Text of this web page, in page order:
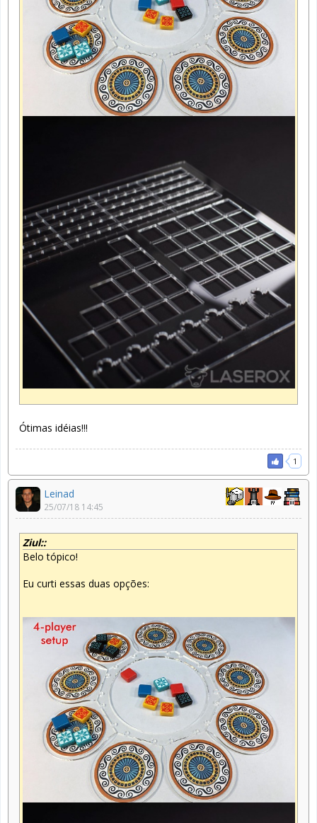
Ótimas idéias!!!
1
Leinad
25/07/18 14:45
Ziul::
Belo tópico!
Eu curti essas duas opções: